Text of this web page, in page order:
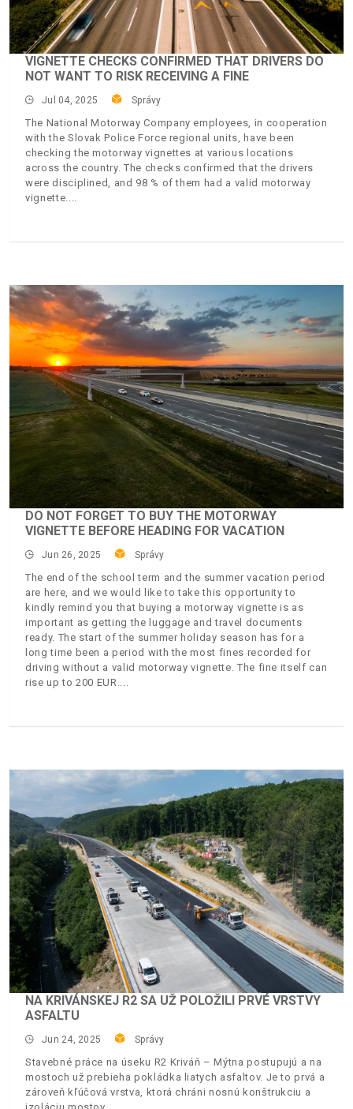
VIGNETTE CHECKS CONFIRMED THAT DRIVERS DO
NOT WANT TO RISK RECEIVING A FINE
Jul 04, 2025 Správy
The National Motorway Company employees, in cooperation
with the Slovak Police Force regional units, have been
checking the motorway vignettes at various locations
across the country. The checks confirmed that the drivers
were disciplined, and 98 % of them had a valid motorway
vignette.
DO NOT FORGET TO BUY THE MOTORWAY
VIGNETTE BEFORE HEADING FOR VACATION
Jun 26, 2025 Správy
The end of the school term and the summer vacation period
are here, and we would like to take this opportunity to
kindly remind you that buying a motorway vignette is as
important as getting the luggage and travel documents
ready. The start of the summer holiday season has for a
long time been a period with the most fines recorded for
driving without a valid motorway vignette. The fine itself can
rise up to 200 EUR.
NA KRIVÁNSKEJ R2 SA UŽ POLOŽILI PRVÉ VRSTVY
ASFALTU
Jun 24, 2025 Správy
Stavebné práce na úseku R2 Kriváň – Mýtna postupujú a na
mostoch už prebieha pokládka liatych asfaltov. Je to prvá a
zároveň kľúčová vrstva, ktorá chráni nosnú konštrukciu a